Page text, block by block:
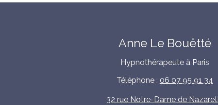
Anne Le Bouëtté
Hypnothérapeute à Paris
Téléphone : 06 07 95 91 34
32 rue Notre-Dame de